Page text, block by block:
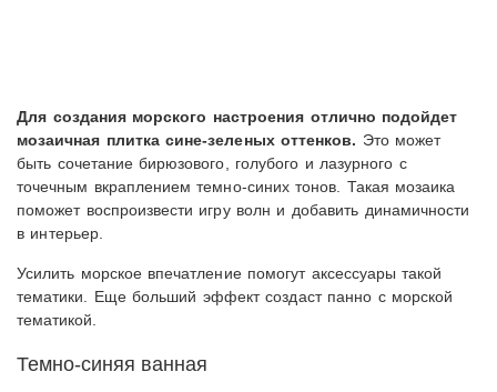
Для создания морского настроения отлично подойдет
мозаичная плитка сине-зеленых оттенков. Это может
быть сочетание бирюзового, голубого и лазурного с
точечным вкраплением темно-синих тонов. Такая мозаика
поможет воспроизвести игру волн и добавить динамичности
в интерьер.
Усилить морское впечатление помогут аксессуары такой
тематики. Еще больший эффект создаст панно с морской
тематикой.
Темно-синяя ванная